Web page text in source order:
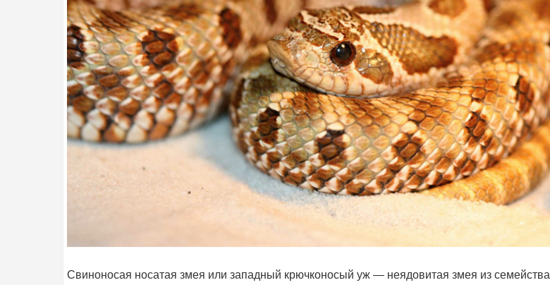
Свиноносая носатая змея или западный крючконосый уж — неядовитая змея из семейства